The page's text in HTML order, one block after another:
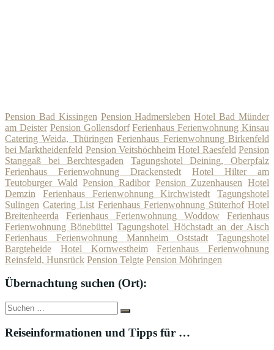
Pension Bad Kissingen Pension Hadmersleben Hotel Bad Münder
am Deister Pension Gollensdorf Ferienhaus Ferienwohnung Kinsau
Catering Weida, Thüringen Ferienhaus Ferienwohnung Birkenfeld
bei Marktheidenfeld Pension Veitshöchheim Hotel Raesfeld Pension
Stanggaß bei Berchtesgaden
Tagungshotel Deining, Oberpfalz
Ferienhaus Ferienwohnung Drackenstedt
Hotel Hilter am
Teutoburger Wald Pension Radibor Pension Zuzenhausen Hotel
Demzin
Ferienhaus Ferienwohnung Kirchwistedt
Tagungshotel
Sulingen Catering List Ferienhaus Ferienwohnung Stüterhof Hotel
Breitenheerda
Ferienhaus Ferienwohnung Woddow
Ferienhaus
Ferienwohnung Bönebüttel Tagungshotel Höchstadt an der Aisch
Ferienhaus Ferienwohnung Mannheim Oststadt
Tagungshotel
Bargteheide
Hotel Kornwestheim
Ferienhaus Ferienwohnung
Reinsfeld, Hunsrück Pension Telgte Pension Möhringen
Übernachtung suchen (Ort):
Suche
nach:
Suchen
Reiseinformationen und Tipps für …